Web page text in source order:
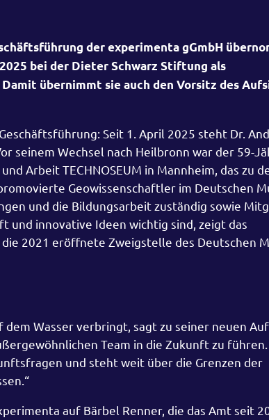
der experimenta gGmbH
bei der Dieter Schwarz Stiftung als
übernimmt sie auch den Vorsitz des
Seit 1. April 2025 steht Dr.
seinem Wechsel nach Heilbronn war der 59-
Arbeit TECHNOSEUM in Mannheim, das zu
Geowissenschaftler im Deutschen
und die Bildungsarbeit zuständig sowie
und innovative Ideen wichtig sind, zeigt das
2021 eröffnete Zweigstelle des Deutschen
Wasser verbringt, sagt zu seiner neuen
Team in die Zukunft zu führen.
und steht weit über die Grenzen der
auf Bärbel Renner, die das Amt seit